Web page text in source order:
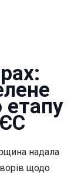
етапу
надала
щодо